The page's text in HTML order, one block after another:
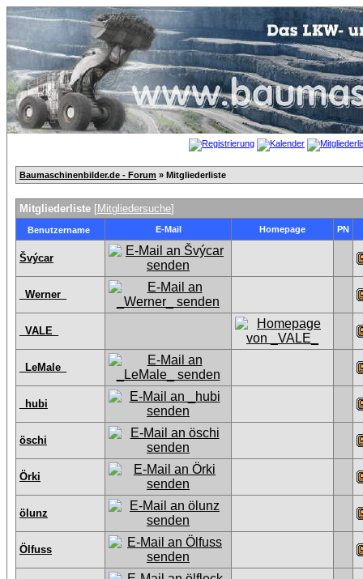
Baumaschinenbilder.de - Forum » Mitgliederliste
Mitgliederliste [Mitgliedersuche]
Benutzername E-Mail Homepage PN
Švýcar
_Werner_
_VALE_
_LeMale_
_hubi
öschi
Örki
ölunz
Ölfuss